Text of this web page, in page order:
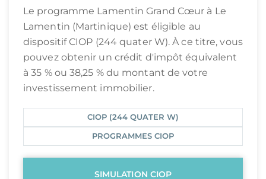
Le programme Lamentin Grand Cœur à Le
Lamentin (Martinique) est éligible au
dispositif CIOP (244 quater W). À ce titre, vous
pouvez obtenir un crédit d'impôt équivalent
à 35 % ou 38,25 % du montant de votre
investissement immobilier.
CIOP (244 QUATER W)
PROGRAMMES CIOP
SIMULATION CIOP